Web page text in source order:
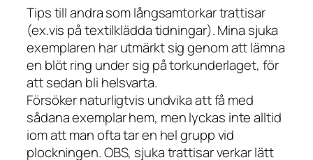
Tips till andra som långsamtorkar trattisar
(ex.vis på textilklädda tidningar). Mina sjuka
exemplaren har utmärkt sig genom att lämna
en blöt ring under sig på torkunderlaget, för
att sedan bli helsvarta.
Försöker naturligtvis undvika att få med
sådana exemplar hem, men lyckas inte alltid
iom att man ofta tar en hel grupp vid
plockningen. OBS, sjuka trattisar verkar lätt